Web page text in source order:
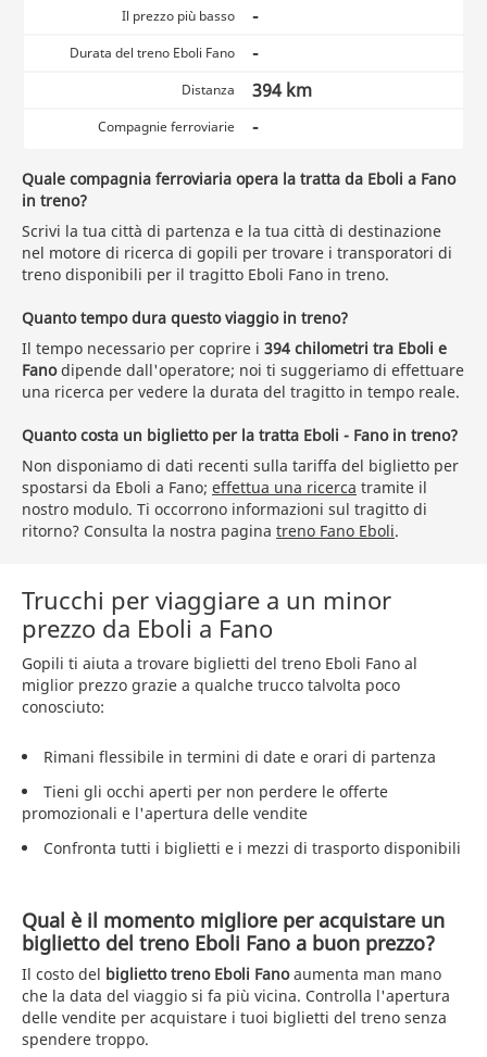
Il prezzo più basso -
Durata del treno Eboli Fano -
Distanza 394 km
Compagnie ferroviarie -
Quale compagnia ferroviaria opera la tratta da Eboli a Fano
in treno?
Scrivi la tua città di partenza e la tua città di destinazione
nel motore di ricerca di gopili per trovare i transporatori di
treno disponibili per il tragitto Eboli Fano in treno.
Quanto tempo dura questo viaggio in treno?
Il tempo necessario per coprire i 394 chilometri tra Eboli e
Fanodipende dall'operatore; noi ti suggeriamo di effettuare
una ricerca per vedere la durata del tragitto in tempo reale.
Quanto costa un biglietto per la tratta Eboli - Fano in treno?
Non disponiamo di dati recenti sulla tariffa del biglietto per
spostarsi da Eboli a Fano; effettua una ricerca tramite il
nostro modulo. Ti occorrono informazioni sul tragitto di
ritorno? Consulta la nostra pagina treno Fano Eboli.
Trucchi per viaggiare a un minor
prezzo da Eboli a Fano
Gopili ti aiuta a trovare biglietti del treno Eboli Fano al
miglior prezzo grazie a qualche trucco talvolta poco
conosciuto:
Rimani flessibile in termini di date e orari di partenza
Tieni gli occhi aperti per non perdere le offerte
promozionali e l'apertura delle vendite
Confronta tutti i biglietti e i mezzi di trasporto disponibili
Qual è il momento migliore per acquistare un
biglietto del treno Eboli Fano a buon prezzo?
Il costo del biglietto treno Eboli Fanoaumenta man mano
che la data del viaggio si fa più vicina. Controlla l'apertura
delle vendite per acquistare i tuoi biglietti del treno senza
spendere troppo.